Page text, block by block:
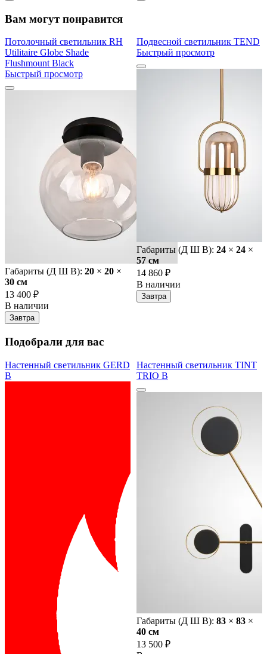
Вам могут понравится
Потолочный светильник RH
Utilitaire Globe Shade
Flushmount Black
Быстрый просмотр
Габариты (Д Ш В): 20 × 20 ×
30 cм
13 400 ₽
В наличии
Завтра
Подвесной светильник TEND
Быстрый просмотр
Габариты (Д Ш В): 24 × 24 ×
57 cм
14 860 ₽
В наличии
Завтра
Подобрали для вас
Настенный светильник GERD
B
Настенный светильник TINT
TRIO B
Габариты (Д Ш В): 83 × 83 ×
40 cм
13 500 ₽